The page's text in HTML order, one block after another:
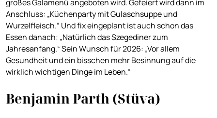
großes Galamenü angeboten wird. Gefeiert wird dann im
Anschluss: „Küchenparty mit Gulaschsuppe und
Wurzelfleisch.“ Und fix eingeplant ist auch schon das
Essen danach: „Natürlich das Szegediner zum
Jahresanfang.“ Sein Wunsch für 2026: „Vor allem
Gesundheit und ein bisschen mehr Besinnung auf die
wirklich wichtigen Dinge im Leben.“
Benjamin Parth (Stüva)